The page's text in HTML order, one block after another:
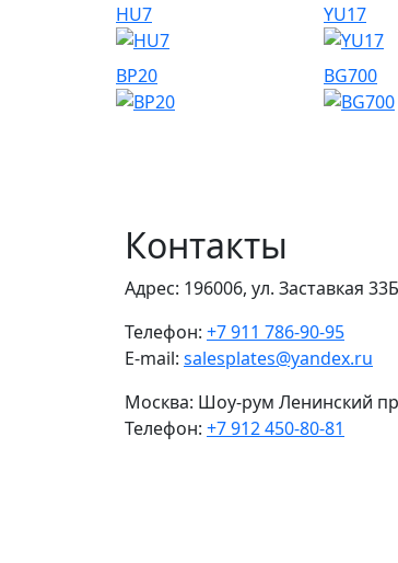
HU7 YU17
BP20 BG700
Контакты
Адрес: 196006, ул. Заставкая
Телефон: +7 911 786-90-95
E-mail: salesplates@yandex.ru
Москва: Шоу-рум Ленинский
Телефон: +7 912 450-80-81